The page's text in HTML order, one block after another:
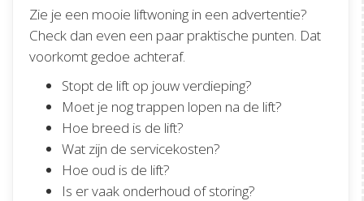
Zie je een mooie liftwoning in een advertentie?
Check dan even een paar praktische punten. Dat
voorkomt gedoe achteraf.
Stopt de lift op jouw verdieping?
Moet je nog trappen lopen na de lift?
Hoe breed is de lift?
Wat zijn de servicekosten?
Hoe oud is de lift?
Is er vaak onderhoud of storing?